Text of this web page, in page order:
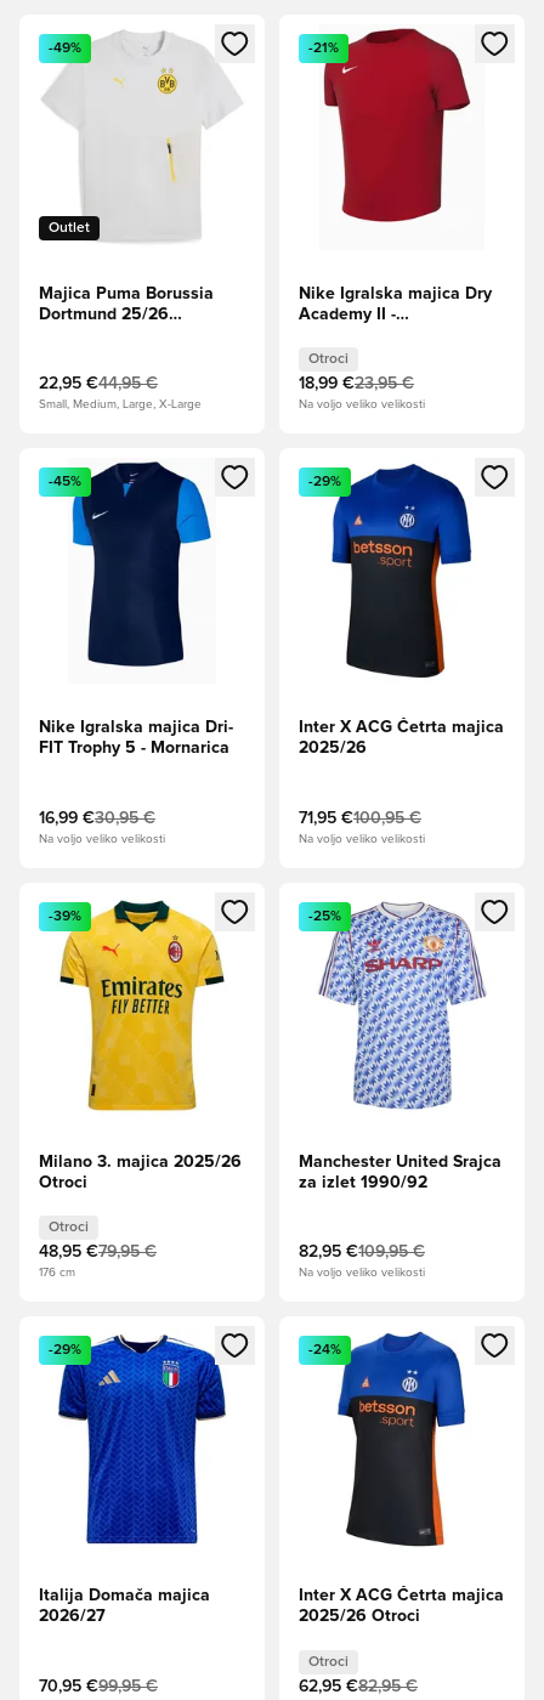
Odpre Modal za prijavo ali vpis kot član
Outlet
-49%
Majica Puma Borussia
Dortmund 25/26
22,95 €44,95 €
Small, Medium, Large, X-Large
Odpre Modal za prijavo ali
-21%
Nike Igralska majica Dry
Academy II -
Otroci
Otroci
18,99 €23,95 €
Na voljo veliko velikosti
Odpre Modal za prijavo ali vpis kot član
-45%
Nike Igralska majica Dri-
FIT Trophy 5 - Mornarica
16,99 €30,95 €
Na voljo veliko velikosti
Odpre Modal za prijavo ali
-29%
Inter X ACG Četrta majica
2025/26
71,95 €100,95 €
Na voljo veliko velikosti
Odpre Modal za prijavo ali vpis kot član
-39%
Milano 3. majica 2025/26
Otroci
Otroci
48,95 €79,95 €
176 cm
Odpre Modal za prijavo ali
-25%
Manchester United Srajca
za izlet 1990/92
82,95 €109,95 €
Na voljo veliko velikosti
Odpre Modal za prijavo ali vpis kot član
-29%
Italija Domača majica
2026/27
70,95 €99,95 €
Odpre Modal za prijavo ali
-24%
Inter X ACG Četrta majica
2025/26 Otroci
Otroci
62,95 €82,95 €